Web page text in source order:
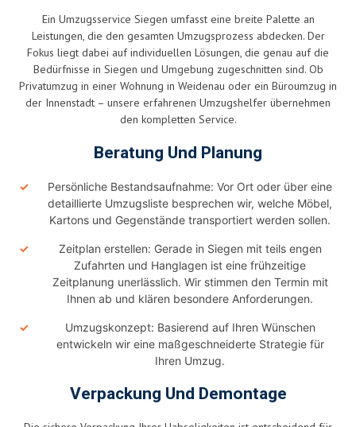
Ein Umzugsservice Siegen umfasst eine breite Palette an
Leistungen, die den gesamten Umzugsprozess abdecken. Der
Fokus liegt dabei auf individuellen Lösungen, die genau auf die
Bedürfnisse in Siegen und Umgebung zugeschnitten sind. Ob
Privatumzug in einer Wohnung in Weidenau oder ein Büroumzug in
der Innenstadt – unsere erfahrenen Umzugshelfer übernehmen
den kompletten Service.
Beratung Und Planung
Persönliche Bestandsaufnahme: Vor Ort oder über eine
detaillierte Umzugsliste besprechen wir, welche Möbel,
Kartons und Gegenstände transportiert werden sollen.
Zeitplan erstellen: Gerade in Siegen mit teils engen
Zufahrten und Hanglagen ist eine frühzeitige
Zeitplanung unerlässlich. Wir stimmen den Termin mit
Ihnen ab und klären besondere Anforderungen.
Umzugskonzept: Basierend auf Ihren Wünschen
entwickeln wir eine maßgeschneiderte Strategie für
Ihren Umzug.
Verpackung Und Demontage